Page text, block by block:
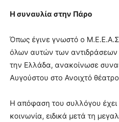
Η συναυλία στην Πάρο
Όπως έγινε γνωστό ο
όλων αυτών των αντιδράσεων
την Ελλάδα, ανακοίνωσε
Αυγούστου στο Ανοιχτό
Η απόφαση του συλλόγου έχει
κοινωνία, ειδικά μετά τη